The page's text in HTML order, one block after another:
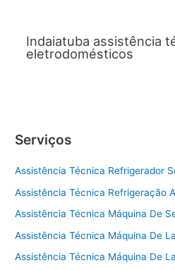
Indaiatuba assistência
eletrodomésticos
Serviços
Assistência Técnica Refrigerador
Assistência Técnica Refrigeração
Assistência Técnica Máquina De
Assistência Técnica Máquina De
Assistência Técnica Máquina De